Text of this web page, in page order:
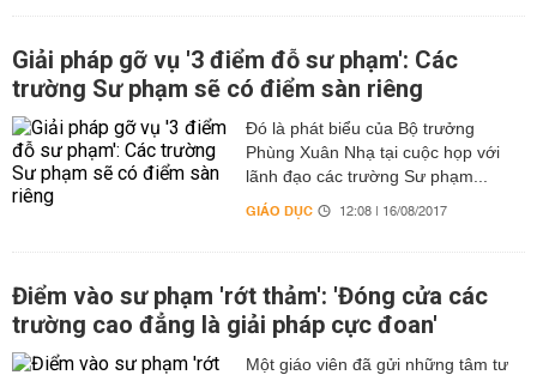
Giải pháp gỡ vụ '3 điểm đỗ sư phạm': Các
trường Sư phạm sẽ có điểm sàn riêng
Đó là phát biểu của Bộ trưởng
Phùng Xuân Nhạ tại cuộc họp với
lãnh đạo các trường Sư phạm...
GIÁO DỤC 12:08 | 16/08/2017
Điểm vào sư phạm 'rớt thảm': 'Đóng cửa các
trường cao đẳng là giải pháp cực đoan'
Một giáo viên đã gửi những tâm tư